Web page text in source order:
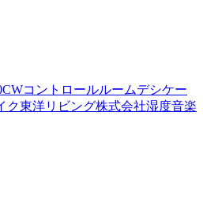
コントロールルームデシケー
ク東洋リビング株式会社湿度音楽